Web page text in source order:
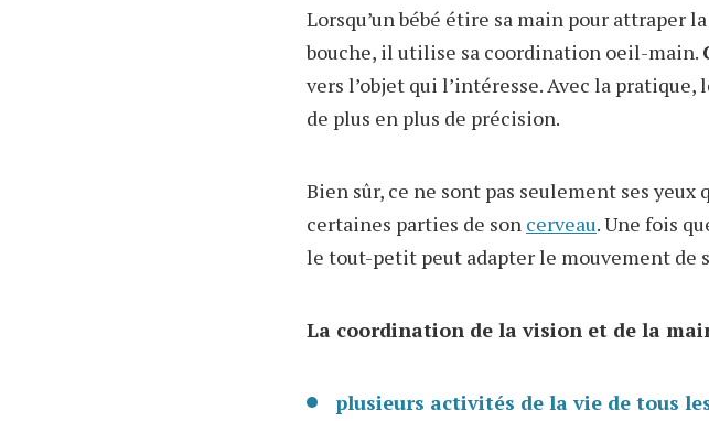
Lorsqu’un bébé étire sa main pour attraper
bouche, il utilise sa coordination oeil-main.
vers l’objet qui l’intéresse. Avec la
de plus en plus de précision.
Bien sûr, ce ne sont pas seulement ses
certaines parties de son cerveau. Une fois
le tout-petit peut adapter le mouvement de
La coordination de la vision et de la
plusieurs activités de la vie de tous